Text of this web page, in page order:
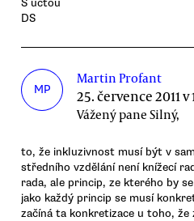
DS
MP
Martin Profant
25. července 2011 v
Vážený pane Silný,
to, že inkluzivnost musí být v
středního vzdělání není knížecí
rada, ale princip, ze kterého by
jako každý princip se musí
začíná ta konkretizace u toho,